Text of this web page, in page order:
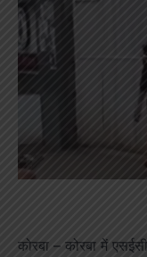
कोरबा – कोरबा में